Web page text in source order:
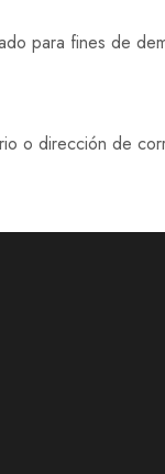
para fines de
o dirección de